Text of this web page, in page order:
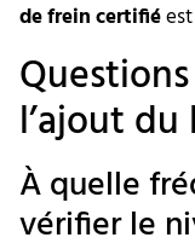
de frein certifié
l’ajout
À quelle
vérifier le